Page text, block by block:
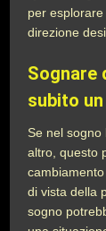
per
direzione
Sognare
subito
Se nel
altro, questo
di vista della
sogno